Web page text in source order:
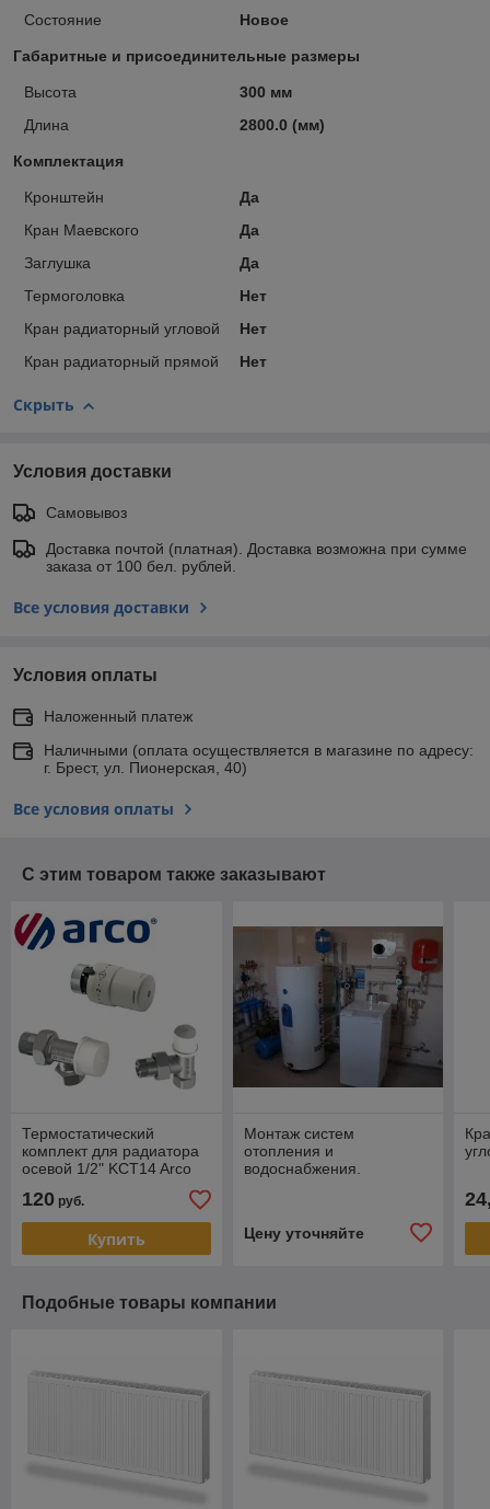
Состояние
Новое
Габаритные и присоединительные размеры
Высота
300 мм
Длина
2800.0 (мм)
Комплектация
Кронштейн
Да
Кран Маевского
Да
Заглушка
Да
Термоголовка
Нет
Кран радиаторный угловой
Нет
Кран радиаторный прямой
Нет
Скрыть
Условия доставки
Самовывоз
Доставка почтой (платная). Доставка возможна при сумме
заказа от 100 бел. рублей.
Все условия доставки
Условия оплаты
Наложенный платеж
Наличными (оплата осуществляется в магазине по адресу:
г. Брест, ул. Пионерская, 40)
Все условия оплаты
С этим товаром также заказывают
Термостатический
комплект для радиатора
осевой 1/2" KCT14 Arco
120 руб.
Купить
Монтаж систем
отопления и
водоснабжения.
Цену уточняйте
Подобные товары компании